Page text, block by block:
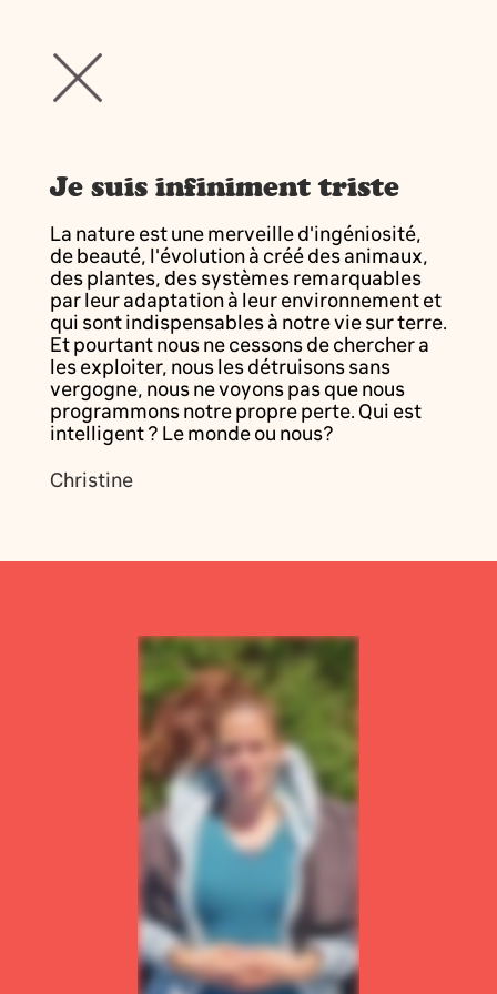
Je suis infiniment triste
La nature est une merveille d'ingéniosité,
de beauté, l'évolution à créé des animaux,
des plantes, des systèmes remarquables
par leur adaptation à leur environnement et
qui sont indispensables à notre vie sur terre.
Et pourtant nous ne cessons de chercher a
les exploiter, nous les détruisons sans
vergogne, nous ne voyons pas que nous
programmons notre propre perte. Qui est
intelligent ? Le monde ou nous?
Christine